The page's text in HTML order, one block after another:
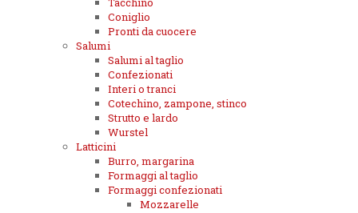
Coniglio
Pronti da cuocere
Salumi
Salumi al taglio
Confezionati
Interi o tranci
Cotechino, zampone, stinco
Strutto e lardo
Wurstel
Latticini
Burro, margarina
Formaggi al taglio
Formaggi confezionati
Mozzarelle